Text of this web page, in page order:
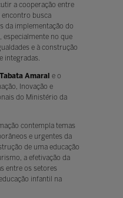
a cooperação entre
encontro busca
da implementação do
especialmente no que
e à construção
integradas.
Tabata Amaral e o
Inovação e
do Ministério da
contempla temas
e urgentes da
de uma educação
a efetivação da
entre os setores
infantil na